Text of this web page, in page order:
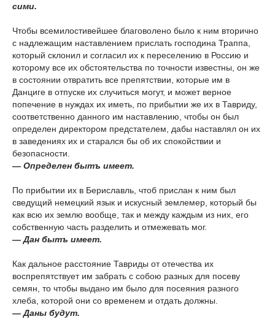
сими.
Чтобы всемилостивейшее благоволено было к ним вторично
с надлежащим наставлением прислать господина Траппа,
который склонил и согласил их к переселению в Россию и
которому все их обстоятельства по точности известны, он же
в состоянии отвратить все препятствии, которые им в
Данциге в отпуске их случиться могут, и может верное
попечение в нуждах их иметь, по прибытии же их в Тавриду,
соответственно данного им наставлению, чтобы он был
определен директором предстателем, дабы наставлял он их
в заведениях их и старался бы об их спокойствии и
безопасности.
— Определен бытъ имеет.
По прибытии их в Бериславль, чтоб прислан к ним был
сведущий немецкий язык и искусный землемер, который бы
как всю их землю вообще, так и между каждым из них, его
собственную часть разделить и отмежевать мог.
— Дан бытъ имеет.
Как дальное расстояние Тавриды от отечества их
воспрепятствует им забрать с собою разных для посеву
семян, то чтобы выдано им было для посеяния разного
хлеба, которой они со временем и отдать должны.
— Даны будут.